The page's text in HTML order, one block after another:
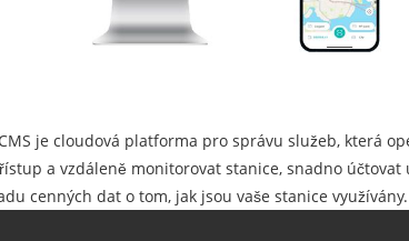
je cloudová platforma pro správu služeb, která
a vzdáleně monitorovat stanice, snadno
cenných dat o tom, jak jsou vaše stanice využívány.